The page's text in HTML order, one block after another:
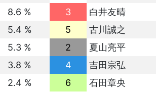
8.6 % 3
白井友晴
5.4 % 5
古川誠之
5.3 % 2
夏山亮平
3.8 % 4
吉田宗弘
2.4 % 6 石田章央